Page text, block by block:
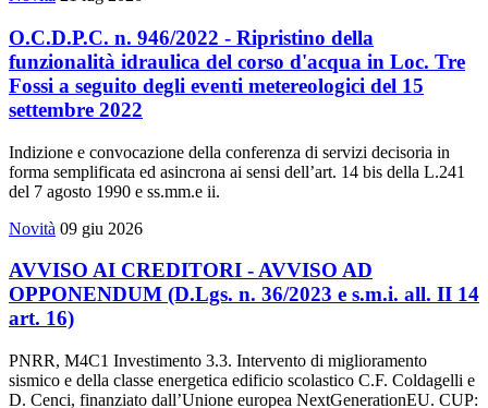
O.C.D.P.C. n. 946/2022 - Ripristino della
funzionalità idraulica del corso d'acqua in Loc. Tre
Fossi a seguito degli eventi metereologici del 15
settembre 2022
Indizione e convocazione della conferenza di servizi decisoria in
forma semplificata ed asincrona ai sensi dell’art. 14 bis della L.241
del 7 agosto 1990 e ss.mm.e ii.
Novità 09 giu 2026
AVVISO AI CREDITORI - AVVISO AD
OPPONENDUM (D.Lgs. n. 36/2023 e s.m.i. all. II 14
art. 16)
PNRR, M4C1 Investimento 3.3. Intervento di miglioramento
sismico e della classe energetica edificio scolastico C.F. Coldagelli e
D. Cenci, finanziato dall’Unione europea NextGenerationEU. CUP: